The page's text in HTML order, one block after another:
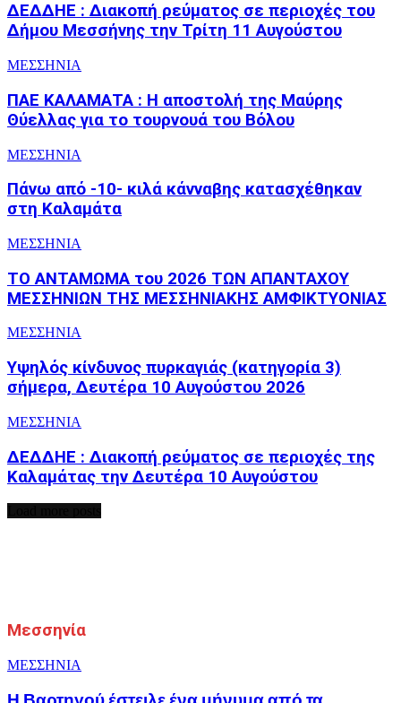
ΔΕΔΔΗΕ : Διακοπή ρεύματος σε περιοχές του
Δήμου Μεσσήνης την Τρίτη 11 Αυγούστου
ΜΕΣΣΗΝΙΑ
ΠΑΕ ΚΑΛΑΜΑΤΑ : Η αποστολή της Μαύρης
Θύελλας για το τουρνουά του Βόλου
ΜΕΣΣΗΝΙΑ
Πάνω από -10- κιλά κάνναβης κατασχέθηκαν
στη Καλαμάτα
ΜΕΣΣΗΝΙΑ
ΤΟ ΑΝΤΑΜΩΜΑ του 2026 ΤΩΝ ΑΠΑΝΤΑΧΟΥ
ΜΕΣΣΗΝΙΩΝ ΤΗΣ ΜΕΣΣΗΝΙΑΚΗΣ ΑΜΦΙΚΤΥΟΝΙΑΣ
ΜΕΣΣΗΝΙΑ
Υψηλός κίνδυνος πυρκαγιάς (κατηγορία 3)
σήμερα, Δευτέρα 10 Αυγούστου 2026
ΜΕΣΣΗΝΙΑ
ΔΕΔΔΗΕ : Διακοπή ρεύματος σε περιοχές της
Καλαμάτας την Δευτέρα 10 Αυγούστου
Μεσσηνία
ΜΕΣΣΗΝΙΑ